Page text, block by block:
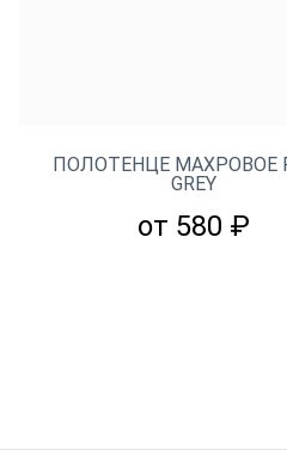
ПОЛОТЕНЦЕ МАХРОВОЕ
GREY
от 580 ₽